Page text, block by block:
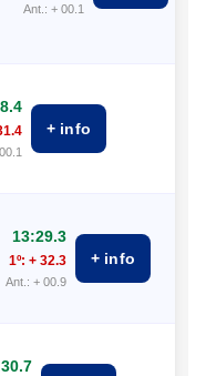
Ant.: + 00.1
+ info
13:29.3
1º: + 32.3
Ant.: + 00.9
+ info